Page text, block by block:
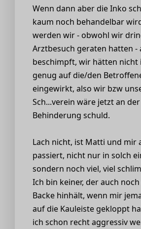
Wenn dann aber die Inko
kaum noch behandelbar
werden wir - obwohl wir
Arztbesuch geraten hatten -
beschimpft, wir hätten nicht
genug auf die/den
eingewirkt, also wir bzw
Sch...verein wäre jetzt an der
Behinderung schuld.
Lach nicht, ist Matti und mir
passiert, nicht nur in solch
sondern noch viel, viel
Ich bin keiner, der auch
Backe hinhält, wenn mir
auf die Kauleiste gekloppt
ich schon recht aggressiv